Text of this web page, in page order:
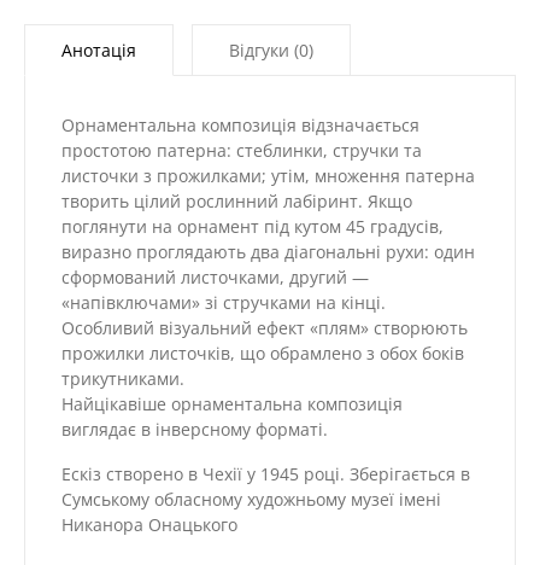
Анотація Відгуки (0)
Орнаментальна композиція відзначається
простотою патерна: стеблинки, стручки та
листочки з прожилками; утім, множення патерна
творить цілий рослинний лабіринт. Якщо
поглянути на орнамент під кутом 45 градусів,
виразно проглядають два діагональні рухи: один
сформований листочками, другий —
«напівключами» зі стручками на кінці.
Особливий візуальний ефект «плям» створюють
прожилки листочків, що обрамлено з обох боків
трикутниками.
Найцікавіше орнаментальна композиція
виглядає в інверсному форматі.
Ескіз створено в Чехії у 1945 році. Зберігається в
Сумському обласному художньому музеї імені
Никанора Онацького